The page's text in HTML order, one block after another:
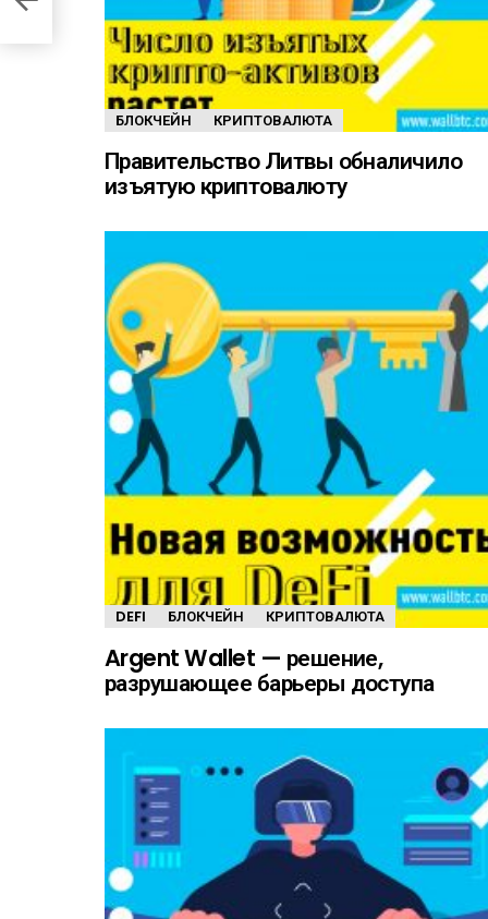
БЛОКЧЕЙН КРИПТОВАЛЮТА
Правительство Литвы обналичило
изъятую криптовалюту
DEFI БЛОКЧЕЙН КРИПТОВАЛЮТА
Argent Wallet — решение,
разрушающее барьеры доступа